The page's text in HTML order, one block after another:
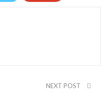
NEXT POST